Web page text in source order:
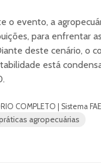
o evento, a
para enfrentar
deste cenário, o
está
COMPLETO | Sistema
agropecuárias